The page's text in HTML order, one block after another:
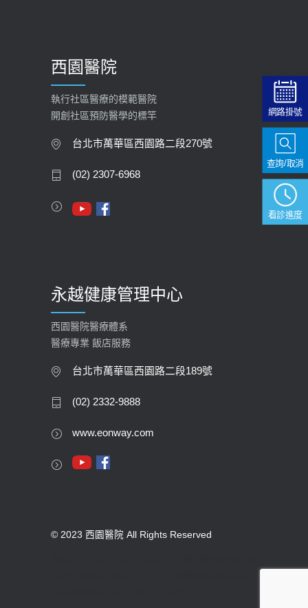
【快速肝癌篩檢MRI】新檢查服務
2026-02-06
大吃大喝、肥胖害到膽囊！膽結石、
膽息肉如何處理？
2023-09-27
西園醫院
執行社區醫療的模範醫院
開創社區預防醫學的標竿
台北市萬華區西園路二段270號
(02) 2307-6968
永越健康管理中心
西園醫院醫療體系
醫療專業 飯店服務
台北市萬華區西園路二段189號
(02) 2332-9888
www.eonway.com
© 2023 西園醫院 All Rights Reserved
網路掛號
看診進度
查詢/取消